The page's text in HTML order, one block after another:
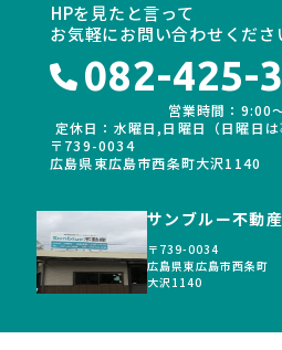
HPを見たと言って
お気軽にお問い合わせくださ
082-425-
営業時間：9:00
定休日：水曜日,日曜日（日曜日は
〒739-0034
広島県東広島市西条町大沢1140
サンブルー不動産
〒739-0034
広島県東広島市西条町
大沢1140